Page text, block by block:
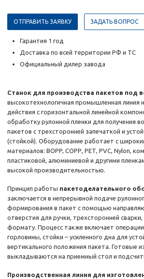
ОТПРАВИТЬ ЗАЯВКУ ЗАДАТЬ ВОПРОС
Гарантия 1 год
Доставка по всей территории РФ и ТС
Официальный дилер завода
Станок для производства пакетов под
высокотехнологичная промышленная линия
действия с горизонтальной линейной
обработку рулонной пленки для получения
пакетов с трехсторонней запечаткой и
(стойкой). Оборудование работает с
материалов: BOPP, СОРР, РЕТ, PVC, Nylon,
пластиковой, алюминиевой и другими
высокой производительностью.
Принцип работы пакетоделательного
заключается в непрерывной подаче
формирования в пакет с помощью
отверстия для ручки, трехсторонней
формату. Процесс также включает
горловины, стойки – усиленного дна для
вертикального положения пакета. Готовые
выкладываются на приемный стол и
Производственная линия для